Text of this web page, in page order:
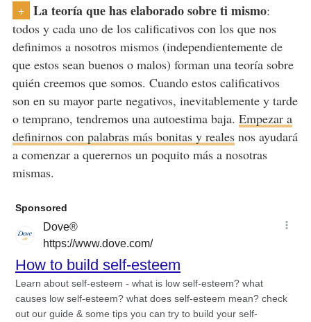
+ La teoría que has elaborado sobre ti mismo:
todos y cada uno de los calificativos con los que nos
definimos a nosotros mismos (independientemente de
que estos sean buenos o malos) forman una teoría sobre
quién creemos que somos. Cuando estos calificativos
son en su mayor parte negativos, inevitablemente y tarde
o temprano, tendremos una autoestima baja. Empezar a
definirnos con palabras más bonitas y realesnos ayudará
a comenzar a querernos un poquito más a nosotras
mismas.